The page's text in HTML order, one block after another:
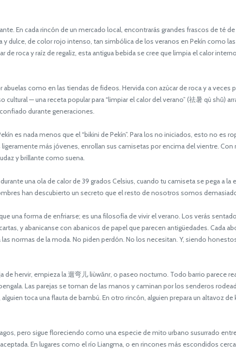
En cada rincón de un mercado local, encontrarás grandes frascos de té
dulce, de color rojo intenso, tan simbólica de los veranos en Pekín como
roca y raíz de regaliz, esta antigua bebida se cree que limpia el calor
como en las tiendas de fideos. Hervida con azúcar de roca y a veces
— una receta popular para “limpiar el calor del verano” (祛暑 qù shǔ)
durante generaciones.
es nada menos que el “bikini de Pekín”. Para los no iniciados, esto no es
más jóvenes, enrollan sus camisetas por encima del vientre.
y brillante como suena.
una ola de calor de 39 grados Celsius, cuando tu camiseta se pega a la
han descubierto un secreto que el resto de nosotros somos
una forma de enfriarse; es una filosofía de vivir el verano. Los verás
y abanicanse con abanicos de papel que parecen antigüedades. Cada
normas de la moda. No piden perdón. No los necesitan. Y, siendo
hervir, empieza la 遛弯儿 liùwǎnr, o paseo nocturno. Todo barrio parece
Las parejas se toman de las manos y caminan por los senderos
toca una flauta de bambú. En otro rincón, alguien prepara un altavoz
pero sigue floreciendo como una especie de mito urbano susurrado
En lugares como el río Liangma, o en rincones más escondidos